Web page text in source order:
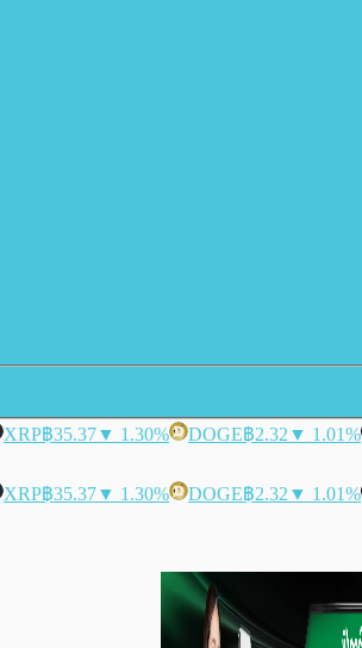
XRP฿35.37▼ 1.30% DOGE฿2.32 ▼ 1.01%
XRP฿35.37▼ 1.30% DOGE฿2.32 ▼ 1.01%